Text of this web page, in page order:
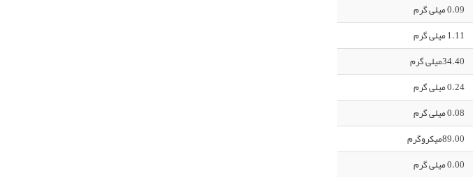
0.09 میلی گرم
1.11 میلی گرم
34.40میلی گرم
0.24 میلی گرم
0.08 میلی گرم
89.00میکروگرم
0.00 میلی گرم